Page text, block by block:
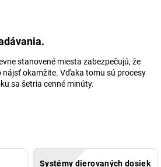
stanovené miesta zabezpečujú, že
okamžite. Vďaka tomu sú procesy
sa šetria cenné minúty.
Systémy dierovaných dosiek